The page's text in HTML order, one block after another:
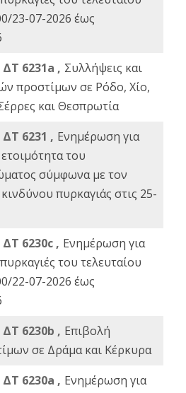
23-07-2026 έως
ΔΤ 6231a , Συλλήψεις και
προστίμων σε Ρόδο, Χίο,
και Θεσπρωτία
ΔΤ 6231 , Ενημέρωση για
του
σύμφωνα με τον
πυρκαγιάς στις 25-
6230c , Ενημέρωση για
του τελευταίου
22-07-2026 έως
ΔΤ 6230b , Επιβολή
σε Δράμα και Κέρκυρα
ΔΤ 6230a , Ενημέρωση για